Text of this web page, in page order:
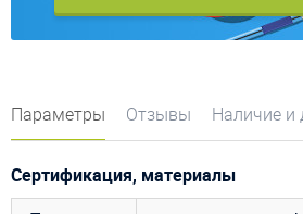
Параметры Отзывы Наличие и
Сертификация, материалы